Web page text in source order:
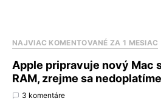
NAJVIAC KOMENTOVANÉ ZA 1 MESIAC
Apple pripravuje nový Mac
RAM, zrejme sa nedoplatíme
3 komentáre